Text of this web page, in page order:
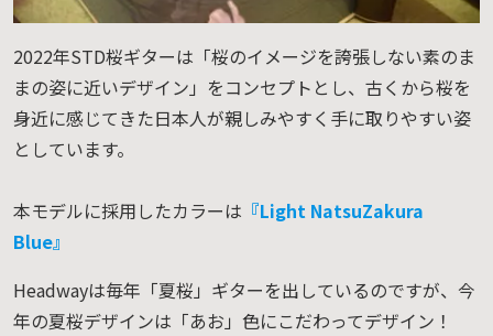
2022年STD桜ギターは「桜のイメージを誇張しない素のま
まの姿に近いデザイン」をコンセプトとし、古くから桜を
身近に感じてきた日本人が親しみやすく手に取りやすい姿
としています。
本モデルに採用したカラーは 『Light NatsuZakura
Blue』
Headwayは毎年「夏桜」ギターを出しているのですが、今
年の夏桜デザインは「あお」色にこだわってデザイン！